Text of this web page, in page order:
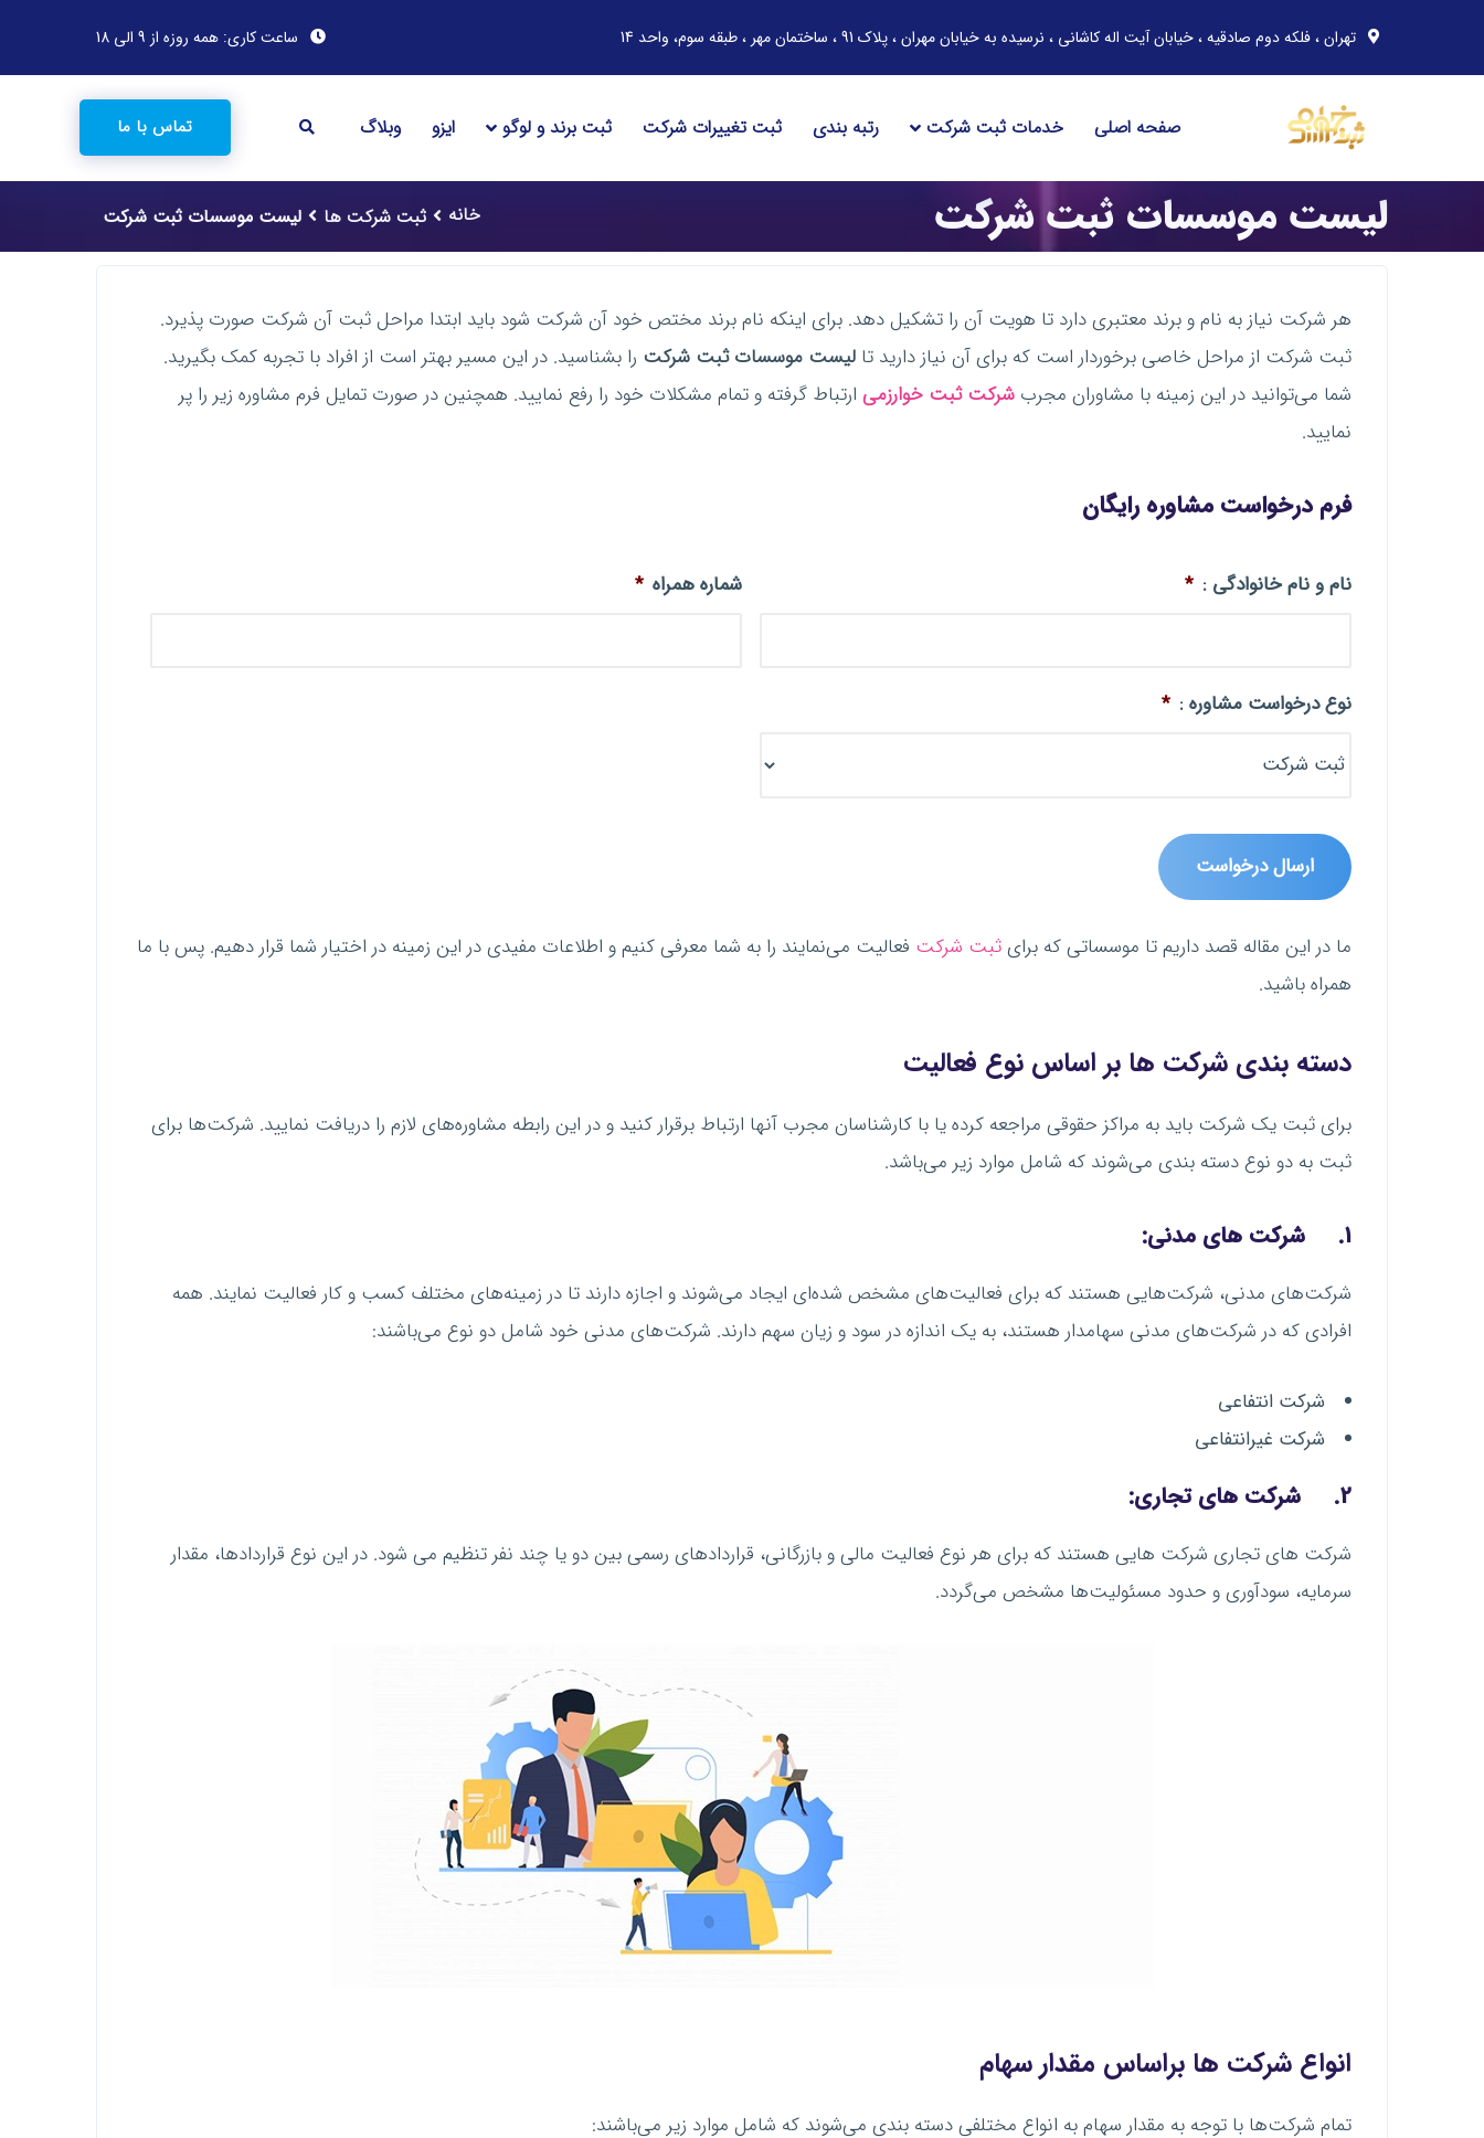
تهران ، فلکه دوم صادقیه ، خیابان آیت اله کاشانی ، نرسیده به خیابان مهران ، پلاک 91 ، ساختمان مهر ، طبقه سوم، واحد 14 ساعت کاری: همه روزه از 9 الی 18
صفحه اصلی خدمات ثبت شرکت رتبه بندی ثبت تغییرات شرکت ثبت برند و لوگو ایزو وبلاگ تماس با ما
لیست موسسات ثبت شرکت خانه ثبت شرکت ها لیست موسسات ثبت شرکت
هر شرکت نیاز به نام و برند معتبری دارد تا هویت آن را تشکیل دهد. برای اینکه نام برند مختص خود آن شرکت شود باید ابتدا مراحل ثبت آن شرکت صورت پذیرد.
ثبت شرکت از مراحل خاصی برخوردار است که برای آن نیاز دارید تا لیست موسسات ثبت شرکت را بشناسید. در این مسیر بهتر است از افراد با تجربه کمک بگیرید.
شما می‌توانید در این زمینه با مشاوران مجرب شرکت ثبت خوارزمی ارتباط گرفته و تمام مشکلات خود را رفع نمایید. همچنین در صورت تمایل فرم مشاوره زیر را پر
نمایید.
فرم درخواست مشاوره رایگان
نام و نام خانوادگی : * شماره همراه *
نوع درخواست مشاوره : *
ما در این مقاله قصد داریم تا موسساتی که برایثبت شرکت فعالیت می‌نمایند را به شما معرفی کنیم و اطلاعات مفیدی در این زمینه در اختیار شما قرار دهیم. پس با ما
همراه باشید.
دسته بندی شرکت ها بر اساس نوع فعالیت
برای ثبت یک شرکت باید به مراکز حقوقی مراجعه کرده یا با کارشناسان مجرب آنها ارتباط برقرار کنید و در این رابطه مشاوره‌های لازم را دریافت نمایید. شرکت‌ها برای
ثبت به دو نوع دسته بندی می‌شوند که شامل موارد زیر می‌باشد.
1. شرکت های مدنی:
شرکت‌های مدنی، شرکت‌هایی هستند که برای فعالیت‌های مشخص شده‌ای ایجاد می‌شوند و اجازه دارند تا در زمینه‌های مختلف کسب و کار فعالیت نمایند. همه
افرادی که در شرکت‌های مدنی سهامدار هستند، به یک اندازه در سود و زیان سهم دارند. شرکت‌های مدنی خود شامل دو نوع می‌باشند:
شرکت انتفاعی
شرکت غیرانتفاعی
2. شرکت های تجاری:
شرکت های تجاری شرکت هایی هستند که برای هر نوع فعالیت مالی و بازرگانی، قراردادهای رسمی بین دو یا چند نفر تنظیم می شود. در این نوع قرارداد‌ها، مقدار
سرمایه، سودآوری و حدود مسئولیت‌ها مشخص می‌گردد.
انواع شرکت ها براساس مقدار سهام
تمام شرکت‌ها با توجه به مقدار سهام به انواع مختلفی دسته بندی می‌شوند که شامل موارد زیر می‌باشند: